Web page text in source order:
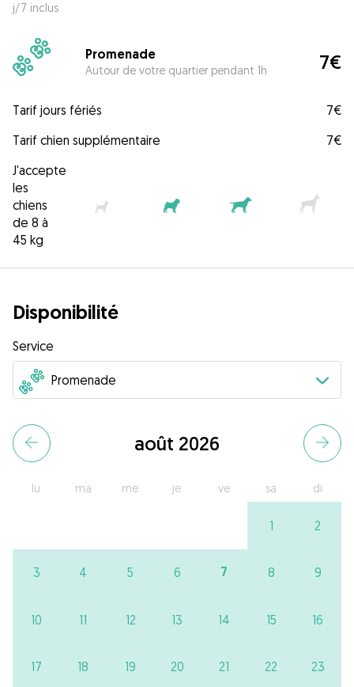
j/7 inclus
Promenade
Autour de votre quartier pendant 1h 7€
Tarif jours fériés
7€
Tarif chien supplémentaire
7€
J'accepte
les
chiens
de 8 à
45 kg
Disponibilité
Service
août 2026
lu ma me je ve sa di
1 2
3 4 5 6 7 8 9
10 11 12 13 14 15 16
17 18 19 20 21 22 23